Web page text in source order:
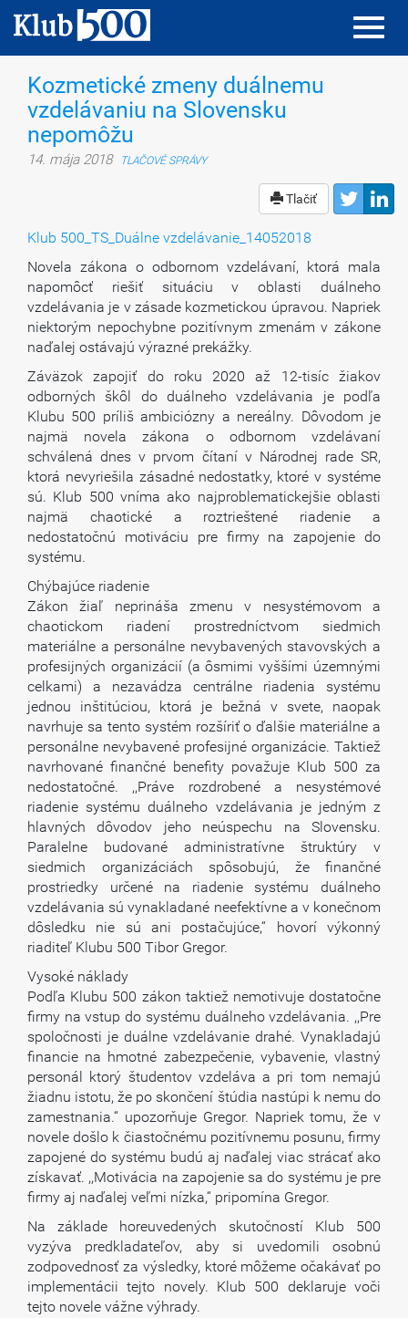
Kozmetické zmeny duálnemu
vzdelávaniu na Slovensku
nepomôžu
14. mája 2018 TLAČOVÉ SPRÁVY
Tlačiť
Klub 500_TS_Duálne vzdelávanie_14052018
Novela zákona o odbornom vzdelávaní, ktorá mala
napomôcť riešiť situáciu v oblasti duálneho
vzdelávania je v zásade kozmetickou úpravou. Napriek
niektorým nepochybne pozitívnym zmenám v zákone
naďalej ostávajú výrazné prekážky.
Záväzok zapojiť do roku 2020 až 12-tisíc žiakov
odborných škôl do duálneho vzdelávania je podľa
Klubu 500 príliš ambiciózny a nereálny. Dôvodom je
najmä novela zákona o odbornom vzdelávaní
schválená dnes v prvom čítaní v Národnej rade SR,
ktorá nevyriešila zásadné nedostatky, ktoré v systéme
sú. Klub 500 vníma ako najproblematickejšie oblasti
najmä chaotické a roztrieštené riadenie a
nedostatočnú motiváciu pre firmy na zapojenie do
systému.
Chýbajúce riadenie
Zákon žiaľ neprináša zmenu v nesystémovom a
chaotickom riadení prostredníctvom siedmich
materiálne a personálne nevybavených stavovských a
profesijných organizácií (a ôsmimi vyššími územnými
celkami) a nezavádza centrálne riadenia systému
jednou inštitúciou, ktorá je bežná v svete, naopak
navrhuje sa tento systém rozšíriť o ďalšie materiálne a
personálne nevybavené profesijné organizácie. Taktiež
navrhované finančné benefity považuje Klub 500 za
nedostatočné. ,,Práve rozdrobené a nesystémové
riadenie systému duálneho vzdelávania je jedným z
hlavných dôvodov jeho neúspechu na Slovensku.
Paralelne budované administratívne štruktúry v
siedmich organizáciách spôsobujú, že finančné
prostriedky určené na riadenie systému duálneho
vzdelávania sú vynakladané neefektívne a v konečnom
dôsledku nie sú ani postačujúce,“ hovorí výkonný
riaditeľ Klubu 500 Tibor Gregor.
Vysoké náklady
Podľa Klubu 500 zákon taktiež nemotivuje dostatočne
firmy na vstup do systému duálneho vzdelávania. ,,Pre
spoločnosti je duálne vzdelávanie drahé. Vynakladajú
financie na hmotné zabezpečenie, vybavenie, vlastný
personál ktorý študentov vzdeláva a pri tom nemajú
žiadnu istotu, že po skončení štúdia nastúpi k nemu do
zamestnania.“ upozorňuje Gregor. Napriek tomu, že v
novele došlo k čiastočnému pozitívnemu posunu, firmy
zapojené do systému budú aj naďalej viac strácať ako
získavať. ,,Motivácia na zapojenie sa do systému je pre
firmy aj naďalej veľmi nízka,“ pripomína Gregor.
Na základe horeuvedených skutočností Klub 500
vyzýva predkladateľov, aby si uvedomili osobnú
zodpovednosť za výsledky, ktoré môžeme očakávať po
implementácii tejto novely. Klub 500 deklaruje voči
tejto novele vážne výhrady.